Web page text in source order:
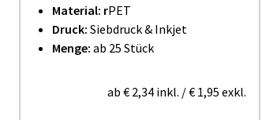
Material: rPET
Druck: Siebdruck & Inkjet
Menge: ab 25 Stück
ab € 2,34 inkl. /€ 1,95 exkl.